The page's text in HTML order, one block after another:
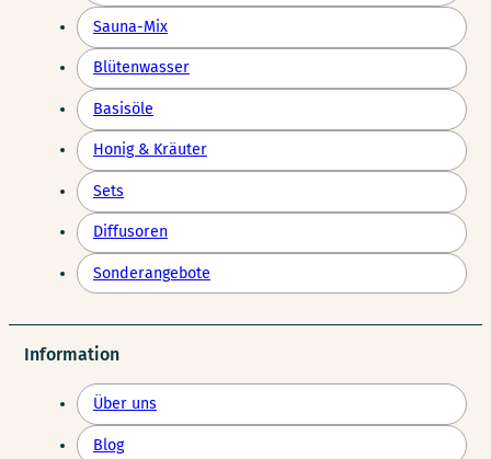
Sauna-Mix
Blütenwasser
Basisöle
Honig & Kräuter
Sets
Diffusoren
Sonderangebote
Information
Über uns
Blog